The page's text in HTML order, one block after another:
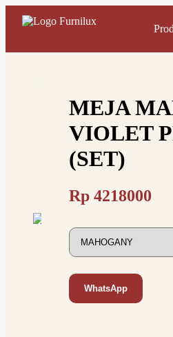
MEJA
VIOLET
(SET)
Rp 4218000
WhatsApp